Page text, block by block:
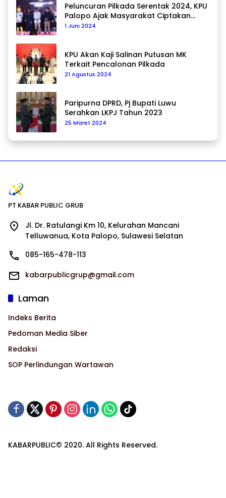
Peluncuran Pilkada Serentak 2024, KPU
Palopo Ajak Masyarakat Ciptakan
Pilkada Damai
1 Juni 2024
KPU Akan Kaji Salinan Putusan MK
Terkait Pencalonan Pilkada
21 Agustus 2024
Paripurna DPRD, Pj Bupati Luwu
Serahkan LKPJ Tahun 2023
25 Maret 2024
PT KABAR PUBLIC GRUB
Jl. Dr. Ratulangi Km 10, Kelurahan Mancani
Telluwanua, Kota Palopo, Sulawesi Selatan
085-165-478-113
kabarpublicgrup@gmail.com
Laman
Indeks Berita
Pedoman Media Siber
Redaksi
SOP Perlindungan Wartawan
KABARPUBLIC© 2020. All Rights Reserved.